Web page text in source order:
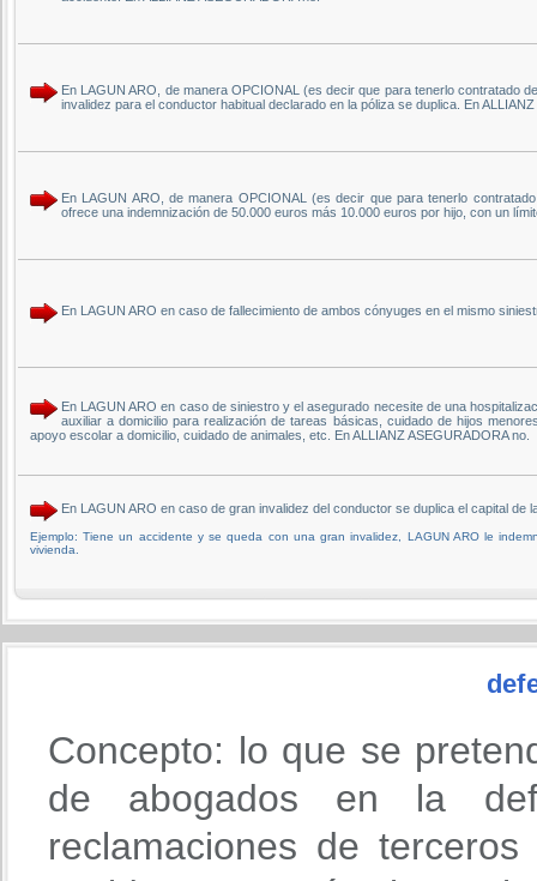
En LAGUN ARO, de manera OPCIONAL (es decir que para tenerlo contratado
invalidez para el conductor habitual declarado en la póliza se duplica. En
En LAGUN ARO, de manera OPCIONAL (es decir que para tenerlo
ofrece una indemnización de 50.000 euros más 10.000 euros por hijo, con un
En LAGUN ARO en caso de fallecimiento de ambos cónyuges en el mismo
En LAGUN ARO en caso de siniestro y el asegurado necesite de una
auxiliar a domicilio para realización de tareas básicas, cuidado de hijos
apoyo escolar a domicilio, cuidado de animales, etc. En ALLIANZ ASEGURADORA no.
En LAGUN ARO en caso de gran invalidez del conductor se duplica el capital de
Ejemplo: Tiene un accidente y se queda con una gran invalidez, LAGUN ARO le
vivienda.
Concepto: lo que se
de abogados en la
reclamaciones de